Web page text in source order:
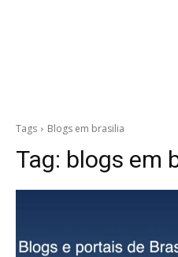
Tags Blogs em brasilia
Tag: blogs em